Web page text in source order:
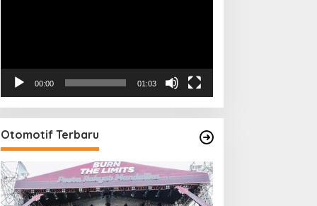
00:00 01:03
Otomotif Terbaru